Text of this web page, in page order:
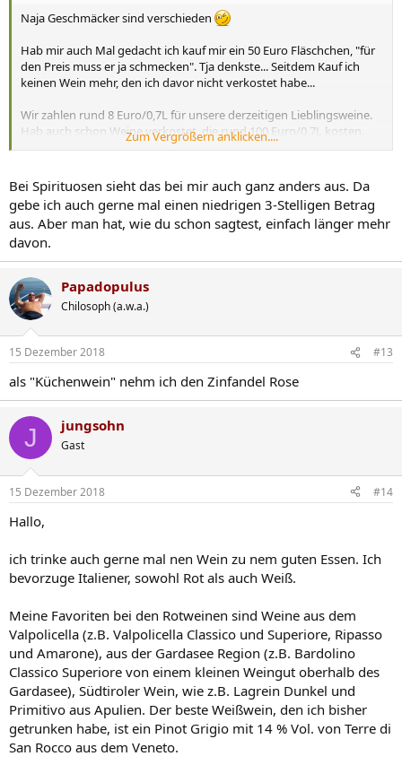
Naja Geschmäcker sind verschieden
Hab mir auch Mal gedacht ich kauf mir ein 50 Euro Fläschchen, "für
den Preis muss er ja schmecken". Tja denkste... Seitdem Kauf ich
keinen Wein mehr, den ich davor nicht verkostet habe...
Wir zahlen rund 8 Euro/0,7L für unsere derzeitigen Lieblingsweine.
Hab auch schon Weine verkostet, die rund 100 Euro/0,7L kosten.
Der ein oder andere ist sicher dabei, der das Geld wert ist, ich bin
Wäre es ein Whisky und man könnte sich über Wochen hinweg
immer ein Schlückchen gönnen, wär das sicher auch nochmal was
anderes...
Zum Vergrößern anklicken....
Bei Spirituosen sieht das bei mir auch ganz anders aus. Da
gebe ich auch gerne mal einen niedrigen 3-Stelligen Betrag
aus. Aber man hat, wie du schon sagtest, einfach länger mehr
davon.
Papadopulus
Chilosoph (a.w.a.)
15 Dezember 2018 #13
als "Küchenwein" nehm ich den Zinfandel Rose
J jungsohn
Gast
15 Dezember 2018 #14
Hallo,
ich trinke auch gerne mal nen Wein zu nem guten Essen. Ich
bevorzuge Italiener, sowohl Rot als auch Weiß.
Meine Favoriten bei den Rotweinen sind Weine aus dem
Valpolicella (z.B. Valpolicella Classico und Superiore, Ripasso
und Amarone), aus der Gardasee Region (z.B. Bardolino
Classico Superiore von einem kleinen Weingut oberhalb des
Gardasee), Südtiroler Wein, wie z.B. Lagrein Dunkel und
Primitivo aus Apulien. Der beste Weißwein, den ich bisher
getrunken habe, ist ein Pinot Grigio mit 14 % Vol. von Terre di
San Rocco aus dem Veneto.